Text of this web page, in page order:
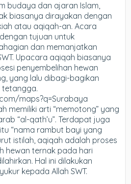
budaya dan ajaran Islam,
biasanya dirayakan dengan
atau aqiqah-an. Acara
tujuan untuk
dan memanjatkan
Upacara aqiqah biasanya
penyembelihan hewan
yang lalu dibagi-bagikan
tetangga.
maps?q=Surabaya
memiliki arti “memotong” yang
“al-qath’u”. Terdapat juga
“nama rambut bayi yang
istilah, aqiqah adalah proses
hewan ternak pada hari
Hal ini dilakukan
kepada Allah SWT.